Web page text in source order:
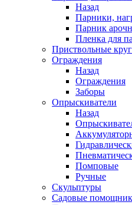
Назад
Парники,
Парник
Пленка для
Приствольные
Ограждения
Назад
Ограждения
Заборы
Опрыскиватели
Назад
Помповые
Ручные
Скульптуры
Садовые